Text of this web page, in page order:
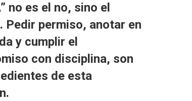
no es el no, sino el
Pedir permiso, anotar en
y cumplir el
con disciplina, son
de esta